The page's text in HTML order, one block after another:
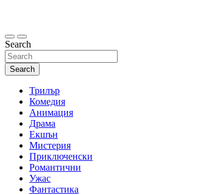
Search
Search
Трилър
Комедия
Анимация
Драма
Екшън
Мистерия
Приключенски
Романтични
Ужас
Фантастика